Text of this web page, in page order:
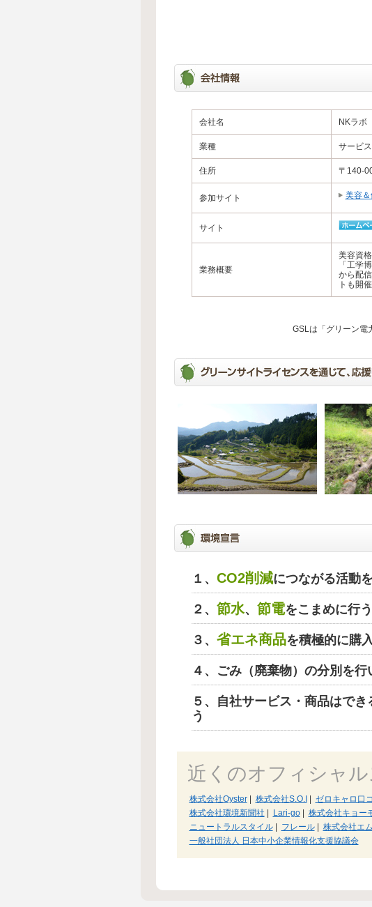
会社名 NKラボ
業種 サービ
住所 〒140-
参加サイト 美容＆
サイト
業務概要
美容資
「工学
から配
トも開
GSLは「グリーン電
１、 CO2削減につながる活動
２、 節水、 節電をこまめに行う
３、 省エネ商品を積極的に購
４、ごみ（廃棄物）の分別を行
５、自社サービス・商品はでき
う
近くのオフィシャ
株式会社Oyster| 株式会社S.O.I ゼロキャロ口
株式会社環境新聞社
Lari-go| 株式会社キョー
ニュートラルスタイル| フレール| 株式会社エ
一般社団法人 日本中小企業情報化支援協議会